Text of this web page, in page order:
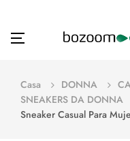
navigazione
☰
Casa DONNA
SNEAKERS DA DONNA
Sneaker Casual Para